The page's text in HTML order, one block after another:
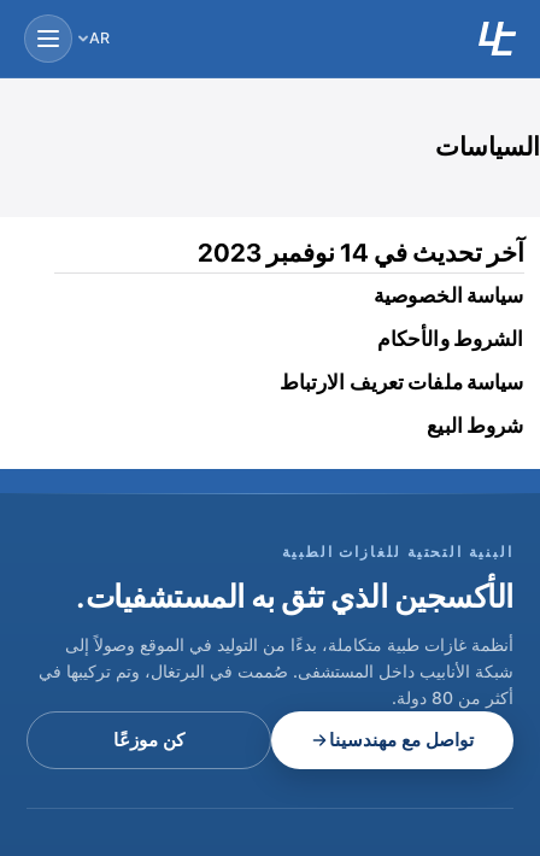
AR
السياسات
آخر تحديث في 14 نوفمبر 2023
سياسة الخصوصية
الشروط والأحكام
سياسة ملفات تعريف الارتباط
شروط البيع
البنية التحتية للغازات الطبية
الأكسجين الذي تثق به المستشفيات.
أنظمة غازات طبية متكاملة، بدءًا من التوليد في الموقع وصولاً إلى
شبكة الأنابيب داخل المستشفى. صُممت في البرتغال، وتم تركيبها في
أكثر من 80 دولة.
تواصل مع مهندسينا كن موزعًا